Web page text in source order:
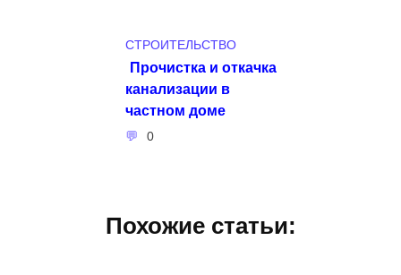
СТРОИТЕЛЬСТВО
Прочистка и откачка
канализации в
частном доме
0
Похожие статьи: